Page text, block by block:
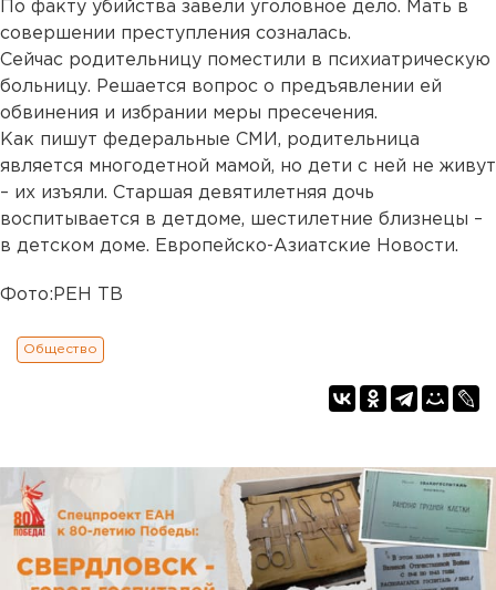
По факту убийства завели уголовное дело. Мать в
совершении преступления созналась.
Сейчас родительницу поместили в психиатрическую
больницу. Решается вопрос о предъявлении ей
обвинения и избрании меры пресечения.
Как пишут федеральные СМИ, родительница
является многодетной мамой, но дети с ней не живут
– их изъяли. Старшая девятилетняя дочь
воспитывается в детдоме, шестилетние близнецы –
в детском доме. Европейско-Азиатские Новости.
Фото:РЕН ТВ
Общество